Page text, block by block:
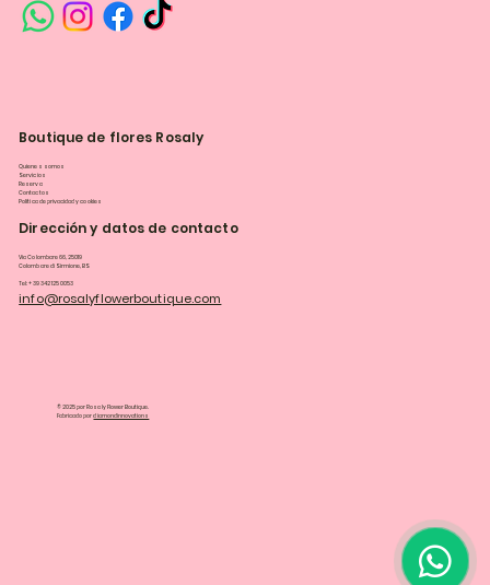
Boutique de flores Rosaly
Quienes somos
Servicios
Reserva
Contactos
Política de privacidad y cookies
Dirección y datos de contacto
Via Colombare 66, 25019
Colombare di Sirmione, BS
Tel: +39 342 125 0053
info@rosalyflowerboutique.com
© 2025 por Rosaly Flower Boutique.
Fabricado pordiamondinnovations